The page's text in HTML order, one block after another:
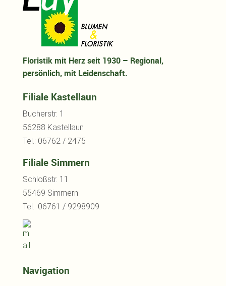
Floristik mit Herz seit 1930 – Regional,
persönlich, mit Leidenschaft.
Filiale Kastellaun
Bucherstr. 1
56288 Kastellaun
Tel.: 06762 / 2475
Filiale Simmern
Schloßstr. 11
55469 Simmern
Tel.: 06761 / 9298909
Navigation